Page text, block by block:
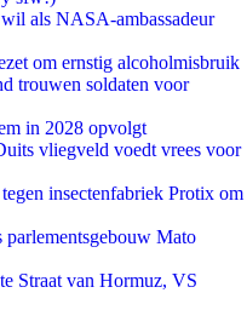
als NASA-ambassadeur
om ernstig alcoholmisbruik
trouwen soldaten voor
in 2028 opvolgt
vliegveld voedt vrees voor
insectenfabriek Protix om
parlementsgebouw Mato
Straat van Hormuz, VS